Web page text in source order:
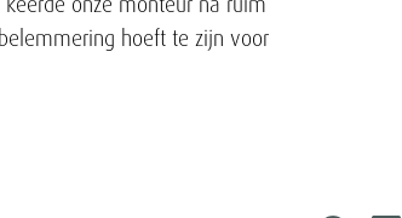
hoeft te zijn voor